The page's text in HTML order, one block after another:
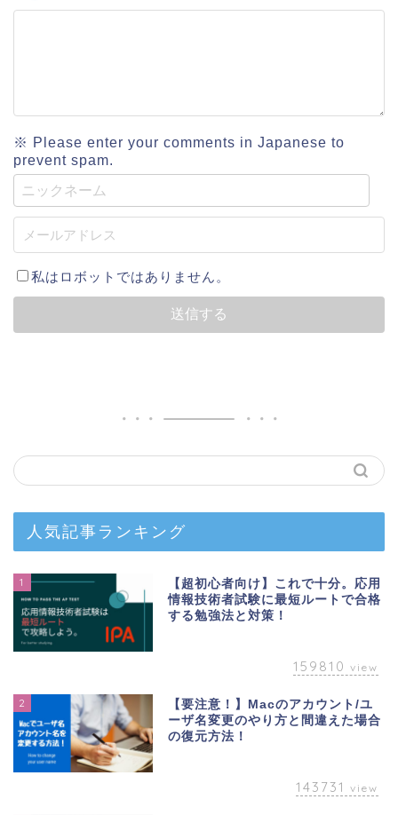
※ Please enter your comments in Japanese to
prevent spam.
私はロボットではありません。
人気記事ランキング
1
【超初心者向け】これで十分。応用
情報技術者試験に最短ルートで合格
する勉強法と対策！
159810 view
2
【要注意！】Macのアカウント/ユ
ーザ名変更のやり方と間違えた場合
の復元方法！
143731 view